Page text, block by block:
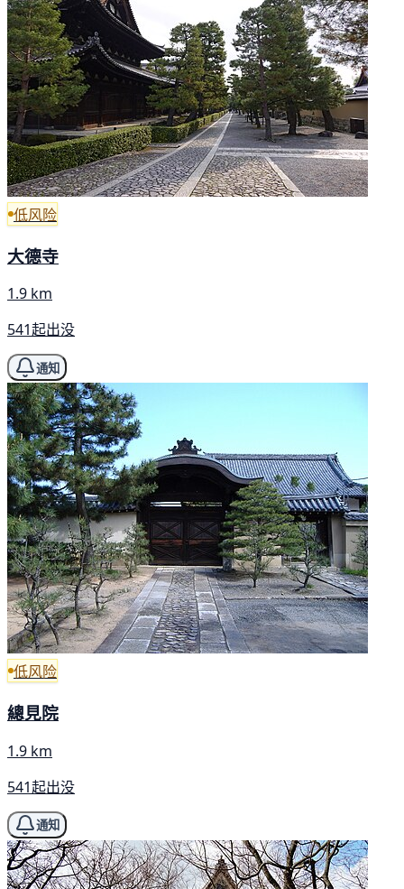
低风险
大德寺
1.9 km
541起出没
通知
低风险
總見院
1.9 km
541起出没
通知